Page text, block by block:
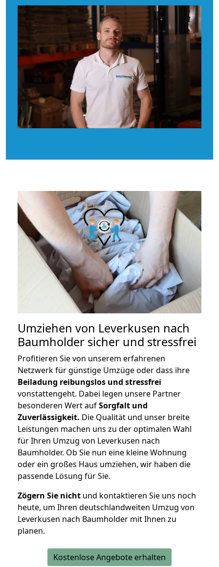
Umziehen von Leverkusen nach
Baumholder sicher und stressfrei
Profitieren Sie von unserem erfahrenen
Netzwerk für günstige Umzüge oder dass ihre
Beiladung reibungslos und stressfrei
vonstattengeht. Dabei legen unsere Partner
besonderen Wert aufSorgfalt und
Zuverlässigkeit. Die Qualität und unser breite
Leistungen machen uns zu der optimalen Wahl
für Ihren Umzug von Leverkusen nach
Baumholder. Ob Sie nun eine kleine Wohnung
oder ein großes Haus umziehen, wir haben die
passende Lösung für Sie.
Zögern Sie nicht und kontaktieren Sie uns noch
heute, um Ihren deutschlandweiten Umzug von
Leverkusen nach Baumholder mit Ihnen zu
planen.
Kostenlose Angebote erhalten